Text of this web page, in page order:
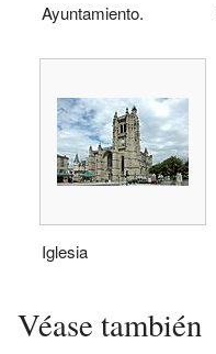
Ayuntamiento.
Iglesia
Véase también